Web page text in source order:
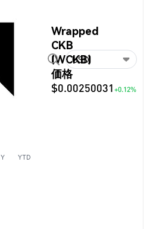
Wrapped
CKB
(WCKB)
価格
$0.00250031 +0.12%
USD
YTD